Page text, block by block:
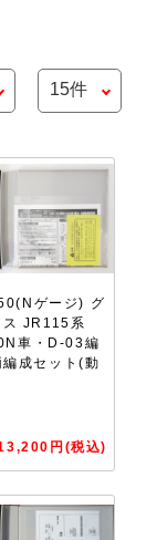
ゲージ) グ
ス JR115系
車・D-03編
成セット(動
円(税込)